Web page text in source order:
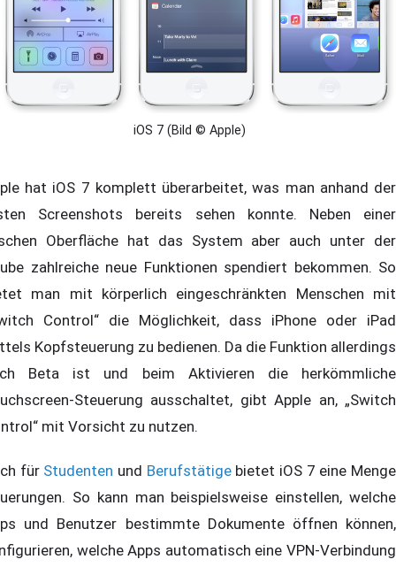
einiges in petto.
iOS 7 (Bild © Apple)
hat iOS 7 komplett überarbeitet, was man anhand der
Screenshots bereits sehen konnte. Neben einer
Oberfläche hat das System aber auch unter der
zahlreiche neue Funktionen spendiert bekommen. So
man mit körperlich eingeschränkten Menschen mit
Control“ die Möglichkeit, dass iPhone oder iPad
Kopfsteuerung zu bedienen. Da die Funktion allerdings
Beta ist und beim Aktivieren die herkömmliche
Steuerung ausschaltet, gibt Apple an, „Switch
mit Vorsicht zu nutzen.
für Studenten und Berufstätigebietet iOS 7 eine Menge
So kann man beispielsweise einstellen, welche
und Benutzer bestimmte Dokumente öffnen können,
welche Apps automatisch eine VPN-Verbindung